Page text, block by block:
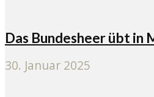
Das Bundesheer übt in
30. Januar 2025